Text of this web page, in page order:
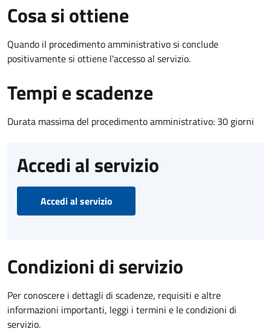
Cosa si ottiene
Quando il procedimento amministrativo si conclude
positivamente si ottiene l'accesso al servizio.
Tempi e scadenze
Durata massima del procedimento amministrativo: 30 giorni
Accedi al servizio
Accedi al servizio
Condizioni di servizio
Per conoscere i dettagli di scadenze, requisiti e altre
informazioni importanti, leggi i termini e le condizioni di
servizio.